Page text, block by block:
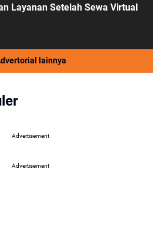
Layanan Setelah Sewa Virtual
lainnya
Advertisement
Advertisement